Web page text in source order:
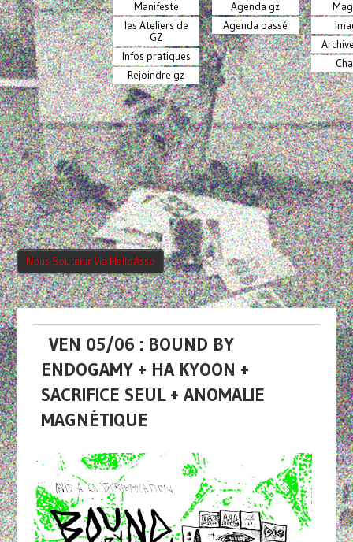
Manifeste
les Ateliers de
GZ
Infos pratiques
Rejoindre gz
Agenda gz
Agenda passé
Nous Soutenir Via HelloAsso
VEN 05/06 : BOUND BY
ENDOGAMY + HA KYOON +
SACRIFICE SEUL + ANOMALIE
MAGNÉTIQUE